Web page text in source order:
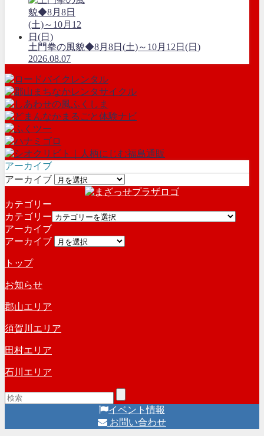
土門拳の風貌◆8月8日(土)～10月12日(日)
2026.08.07
アーカイブ
アーカイブ
カテゴリー
カテゴリー
アーカイブ
アーカイブ
トップ
お知らせ
郡山エリア
須賀川エリア
田村エリア
石川エリア
イベント情報
お問い合わせ